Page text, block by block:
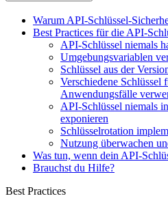
Warum API-Schlüssel-
Best Practices für die API-
API-Schlüssel niemals
Umgebungsvariablen
Schlüssel aus der
Verschiedene Schlüssel
Anwendungsfälle
API-Schlüssel niemals
exponieren
Schlüsselrotation
Nutzung überwachen
Was tun, wenn dein API-
Brauchst du Hilfe?
Best Practices